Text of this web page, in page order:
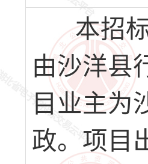
本招标
由沙洋县
目业主为
政。项目